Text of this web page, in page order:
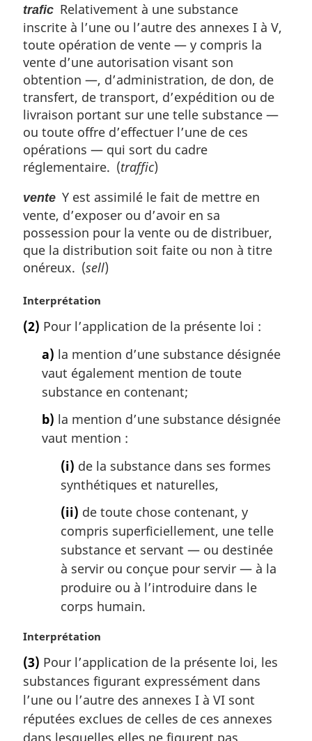
trafic Relativement à une substance
inscrite à l’une ou l’autre des annexes I à V,
toute opération de vente — y compris la
vente d’une autorisation visant son
obtention —, d’administration, de don, de
transfert, de transport, d’expédition ou de
livraison portant sur une telle substance —
ou toute offre d’effectuer l’une de ces
opérations — qui sort du cadre
réglementaire. (traffic)
vente Y est assimilé le fait de mettre en
vente, d’exposer ou d’avoir en sa
possession pour la vente ou de distribuer,
que la distribution soit faite ou non à titre
onéreux. (sell)
N
t
Interprétation
(2) Pour l’application de la présente loi :
a) la mention d’une substance désignée
vaut également mention de toute
substance en contenant;
b) la mention d’une substance désignée
vaut mention :
(i) de la substance dans ses formes
synthétiques et naturelles,
(ii) de toute chose contenant, y
compris superficiellement, une telle
substance et servant — ou destinée
à servir ou conçue pour servir — à la
produire ou à l’introduire dans le
corps humain.
N
t
e
m
r
Interprétation
(3) Pour l’application de la présente loi, les
substances figurant expressément dans
l’une ou l’autre des annexes I à VI sont
réputées exclues de celles de ces annexes
dans lesquelles elles ne figurent pas